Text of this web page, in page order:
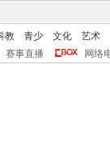
教 青少 文化
艺术
赛事直播 网络